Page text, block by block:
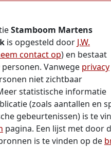
Stamboom Martens
is opgesteld door J.W.
contact op) en bestaat
personen. Vanwege privacy
niet zichtbaar
statistische informatie
(zoals aantallen en
gebeurtenissen) is te
pagina. Een lijst met door
is te vinden op de